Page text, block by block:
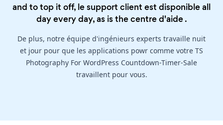
and to top it off, le support client est disponible all
day every day, as is thecentre d'aide.
De plus, notre équipe d'ingénieurs experts travaille nuit
et jour pour que les applications powr comme votre TS
Photography For WordPress Countdown-Timer-Sale
travaillent pour vous.